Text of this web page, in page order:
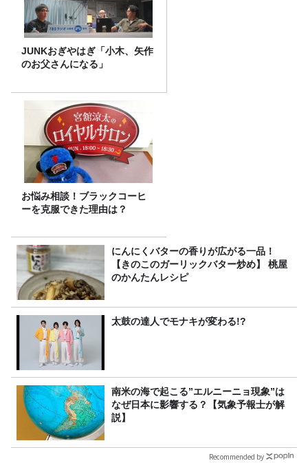
JUNKおぎやはぎ「小木、矢作
のお父さんになる」
お悩み相談！ブラックコーヒ
ーを克服できた理由は？
にんにくバターの香りが広がる一品！
【きのこのガーリックバター炒め】 桃屋
のかんたんレシピ
太鼓の達人でモナキが変わる!?
南米の海で起こる”エルニーニョ現象”は
なぜ日本に影響する？【気象予報士が解
説】
Recommended by